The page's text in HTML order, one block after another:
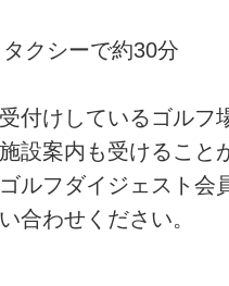
クシーで約30分
付けしているゴルフ
設案内も受けること
ルフダイジェスト会
合わせください。